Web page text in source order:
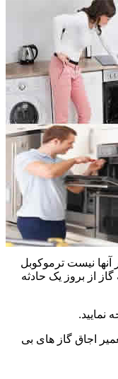
نیست ترموکوبل
از بروز یک حادثه
نمایید.
اجاق گاز های بی